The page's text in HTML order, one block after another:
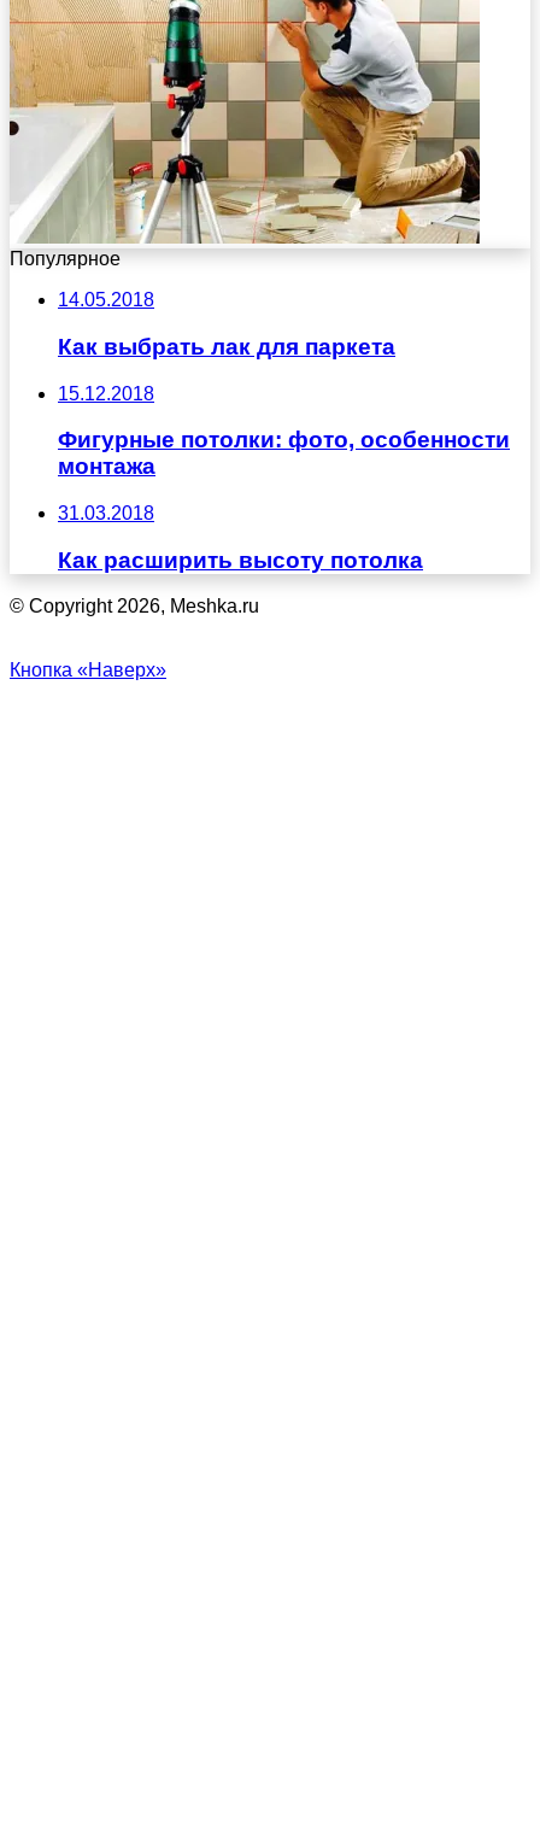
Популярное
14.05.2018
Как выбрать лак для паркета
15.12.2018
Фигурные потолки: фото, особенности
монтажа
31.03.2018
Как расширить высоту потолка
© Copyright 2026, Meshka.ru
Кнопка «Наверх»